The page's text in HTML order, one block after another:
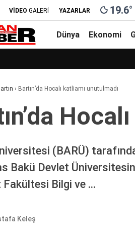
VİDEO GALERİ YAZARLAR 19.6°
Dünya Ekonomi
› Bartın’da Hocalı katliamı unutulmadı
(BARÜ)
Bakü Devlet
Fakültesi Bilgi ve …
Keleş